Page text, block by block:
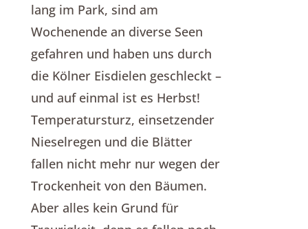
lang im Park, sind am
Wochenende an diverse Seen
gefahren und haben uns durch
die Kölner Eisdielen geschleckt –
und auf einmal ist es Herbst!
Temperatursturz, einsetzender
Nieselregen und die Blätter
fallen nicht mehr nur wegen der
Trockenheit von den Bäumen.
Aber alles kein Grund für